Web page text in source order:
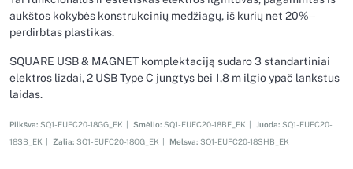
aukštos kokybės konstrukcinių medžiagų, iš kurių net 20% –
perdirbtas plastikas.
SQUARE USB & MAGNET komplektaciją sudaro 3 standartiniai
elektros lizdai, 2 USB Type C jungtys bei 1,8 m ilgio ypač lankstus
laidas.
Pilkšva: SQ1-EUFC20-18GG_EK | Smėlio: SQ1-EUFC20-18BE_EK | Juoda: SQ1-EUFC20-
18SB_EK | Žalia: SQ1-EUFC20-18OG_EK | Melsva: SQ1-EUFC20-18SHB_EK